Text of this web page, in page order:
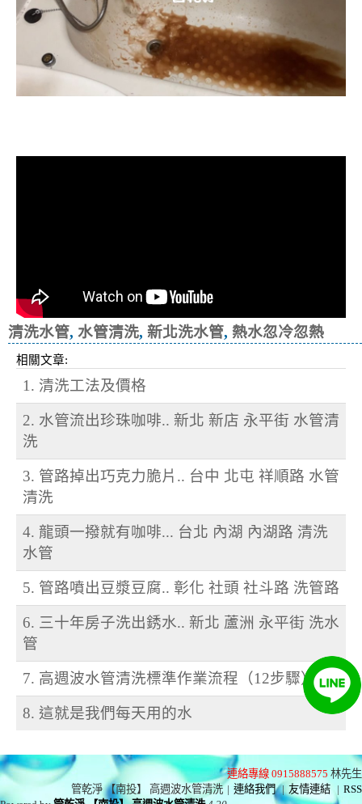
清洗水管, 水管清洗, 新北洗水管, 熱水忽冷忽熱
相關文章:
1. 清洗工法及價格
2. 水管流出珍珠咖啡.. 新北 新店 永平街 水管清
洗
3. 管路掉出巧克力脆片.. 台中 北屯 祥順路 水管
清洗
4. 龍頭一撥就有咖啡... 台北 內湖 內湖路 清洗
水管
5. 管路噴出豆漿豆腐.. 彰化 社頭 社斗路 洗管路
6. 三十年房子洗出銹水.. 新北 蘆洲 永平街 洗水
管
7. 高週波水管清洗標準作業流程（12步驟）
8. 這就是我們每天用的水
連絡專線 0915888575 林先生
管乾淨 【南投】 高週波水管清洗 | 連絡我們 | 友情連結 | RSS